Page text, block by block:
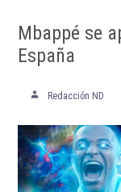
Mbappé se
España
Redacción ND